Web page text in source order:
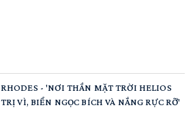
RHODES - 'NƠI THẦN MẶT TRỜI HELIOS
TRỊ VÌ, BIỂN NGỌC BÍCH VÀ NẮNG RỰC RỠ'